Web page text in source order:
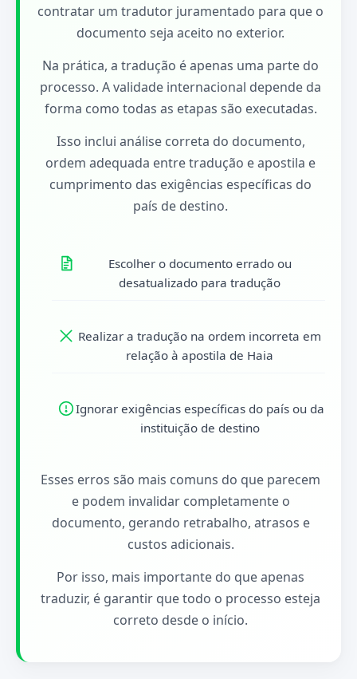
contratar um tradutor juramentado para que o
documento seja aceito no exterior.
Na prática, a tradução é apenas uma parte do
processo. A validade internacional depende da
forma como todas as etapas são executadas.
Isso inclui análise correta do documento,
ordem adequada entre tradução e apostila e
cumprimento das exigências específicas do
país de destino.
Escolher o documento errado ou
desatualizado para tradução
Realizar a tradução na ordem incorreta em
relação à apostila de Haia
Ignorar exigências específicas do país ou da
instituição de destino
Esses erros são mais comuns do que parecem
e podem invalidar completamente o
documento, gerando retrabalho, atrasos e
custos adicionais.
Por isso, mais importante do que apenas
traduzir, é garantir que todo o processo esteja
correto desde o início.